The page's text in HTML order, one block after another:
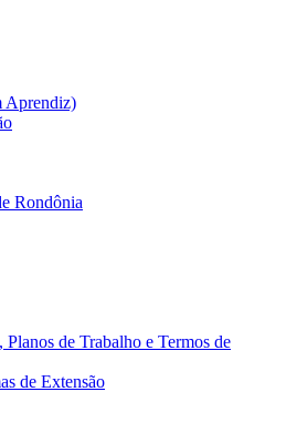
Aprendiz)
Rondônia
de Trabalho e Termos de
de Extensão